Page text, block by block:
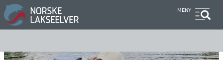
Hopp
til
hovedinnhold
MENY